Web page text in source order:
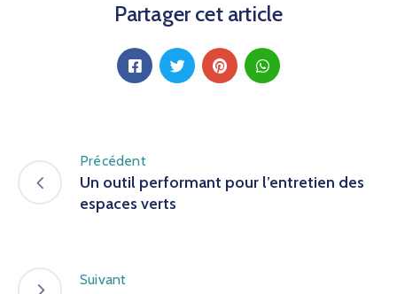
Partager cet article
Précédent
Un outil performant pour l’entretien des
espaces verts
Suivant